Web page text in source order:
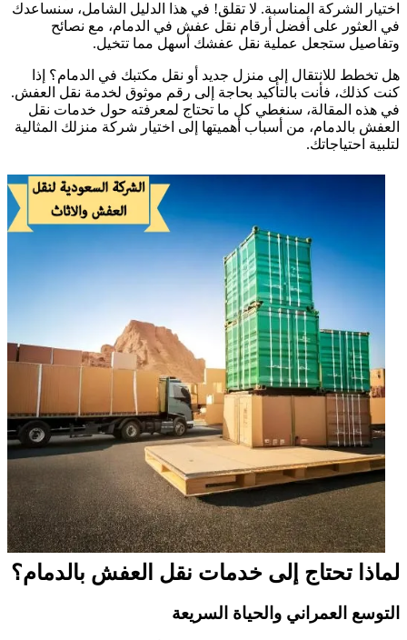
اختيار الشركة المناسبة. لا تقلق! في هذا الدليل الشامل، سنساعدك
في العثور على أفضل أرقام نقل عفش في الدمام، مع نصائح
وتفاصيل ستجعل عملية نقل عفشك أسهل مما تتخيل.
هل تخطط للانتقال إلى منزل جديد أو نقل مكتبك في الدمام؟ إذا
كنت كذلك، فأنت بالتأكيد بحاجة إلى رقم موثوق لخدمة نقل العفش.
في هذه المقالة، سنغطي كل ما تحتاج لمعرفته حول خدمات نقل
العفش بالدمام، من أسباب أهميتها إلى اختيار شركة منزلك المثالية
لتلبية احتياجاتك.
لماذا تحتاج إلى خدمات نقل العفش بالدمام؟
التوسع العمراني والحياة السريعة